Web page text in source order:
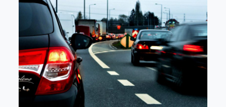
kg
r
d
n
rt
A
p
p
m
i
l